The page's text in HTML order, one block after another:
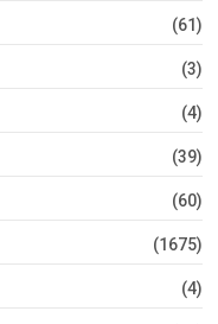
(61)
(3)
(4)
(39)
(60)
(1675)
(4)